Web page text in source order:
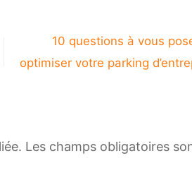
10 questions à vous
optimiser votre parking
Les champs obligatoires